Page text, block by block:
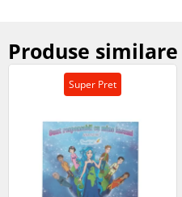
Produse similare
Super Pret